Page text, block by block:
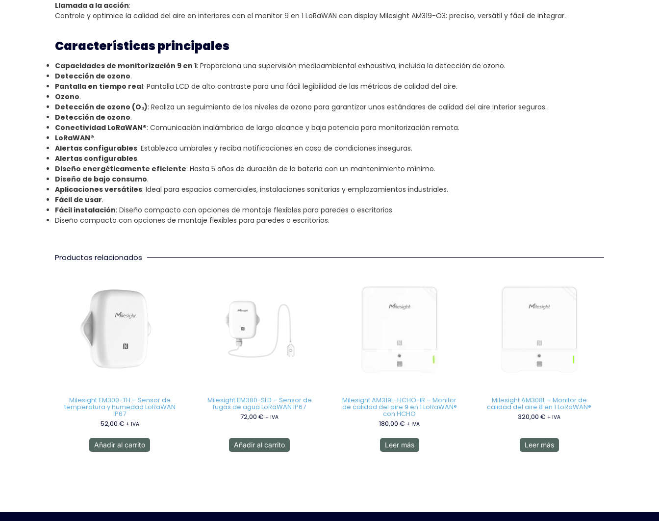
Llamada a la acción:
Controle y optimice la calidad del aire en interiores con el monitor 9 en 1 LoRaWAN con display Milesight AM319-O3: preciso, versátil y fácil de integrar.
Características principales
Capacidades de monitorización 9 en 1: Proporciona una supervisión medioambiental exhaustiva, incluida la detección de ozono.
Detección de ozono.
Pantalla en tiempo real: Pantalla LCD de alto contraste para una fácil legibilidad de las métricas de calidad del aire.
Ozono.
Detección de ozono (O₃): Realiza un seguimiento de los niveles de ozono para garantizar unos estándares de calidad del aire interior seguros.
Detección de ozono.
Conectividad LoRaWAN®: Comunicación inalámbrica de largo alcance y baja potencia para monitorización remota.
LoRaWAN®.
Alertas configurables: Establezca umbrales y reciba notificaciones en caso de condiciones inseguras.
Alertas configurables.
Diseño energéticamente eficiente: Hasta 5 años de duración de la batería con un mantenimiento mínimo.
Diseño de bajo consumo.
Aplicaciones versátiles: Ideal para espacios comerciales, instalaciones sanitarias y emplazamientos industriales.
Fácil de usar.
Fácil instalación: Diseño compacto con opciones de montaje flexibles para paredes o escritorios.
Diseño compacto con opciones de montaje flexibles para paredes o escritorios.
Productos relacionados
Milesight EM300-TH – Sensor de
temperatura y humedad LoRaWAN
IP67
52,00 € + IVA
Añadir al carrito
Milesight EM300-SLD – Sensor de
fugas de agua LoRaWAN IP67
72,00€ + IVA
Añadir al carrito
Milesight AM319L-HCHO-IR – Monitor
de calidad del aire 9 en 1 LoRaWAN®
con HCHO
180,00€ + IVA
Leer más
Milesight AM308L – Monitor de
calidad del aire 8 en 1 LoRaWAN®
320,00€ + IVA
Leer más